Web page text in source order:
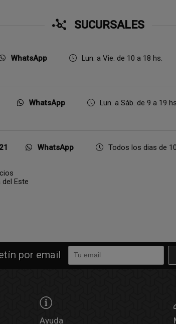
SUCURSALES
WhatsApp Lun. a Vie. de 10 a 18 hs.
WhatsApp Lun. a Sáb. de 9 a 19
WhatsApp Todos los dias de
del Este
por email
Ayuda